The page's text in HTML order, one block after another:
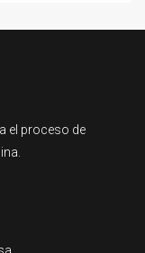
el proceso de